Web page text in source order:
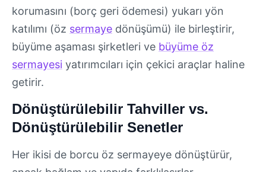
korumasını (borç geri ödemesi) yukarı yön
katılımı (öz sermaye dönüşümü) ile birleştirir,
büyüme aşaması şirketleri ve büyüme öz
sermayesi yatırımcıları için çekici araçlar haline
getirir.
Dönüştürülebilir Tahviller vs.
Dönüştürülebilir Senetler
Her ikisi de borcu öz sermayeye dönüştürür,